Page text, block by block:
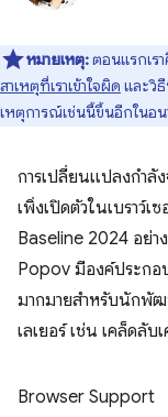
หมายเหตุ:ตอนแรกเร
สาเหตุที่เราเข้าใจผิด และวิ
เหตุการณ์เช่นนี้ขึ้นอีกในอน
การเปลี่ยนแปลงกำ
เพิ่งเปิดตัวในเบราว์
Baseline 2024 อย่า
Popov มีองค์ประกอ
มากมายสำหรับนักพัฒ
เลเยอร์ เช่น เคล็ดลั
Browser Support